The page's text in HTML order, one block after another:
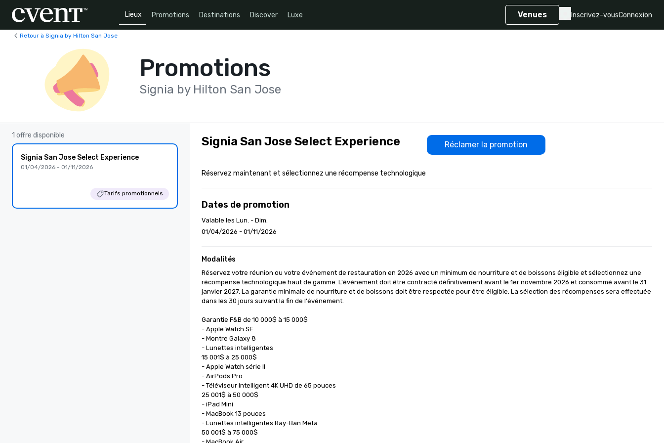
Lieux Promotions Destinations Discover Luxe Venues Inscrivez-vousConnexion
Retour à Signia by Hilton San Jose
Promotions
Signia by Hilton San Jose
1 offre disponible
Signia San Jose Select Experience
01/04/2026 - 01/11/2026
Tarifs promotionnels
Signia San Jose Select Experience Réclamer la promotion
Réservez maintenant et sélectionnez une récompense technologique
Dates de promotion
Valable les Lun. - Dim.
01/04/2026 - 01/11/2026
Modalités
Réservez votre réunion ou votre événement de restauration en 2026 avec un minimum de nourriture et de boissons éligible et sélectionnez une
récompense technologique haut de gamme. L'événement doit être contracté définitivement avant le 1er novembre 2026 et consommé avant le 31
janvier 2027. La garantie minimale de nourriture et de boissons doit être respectée pour être éligible. La sélection des récompenses sera effectuée
dans les 30 jours suivant la fin de l'événement.
Garantie F&B de 10 000$ à 15 000$
- Apple Watch SE
- Montre Galaxy 8
- Lunettes intelligentes
15 001$ à 25 000$
- Apple Watch série II
- AirPods Pro
- Téléviseur intelligent 4K UHD de 65 pouces
25 001$ à 50 000$
- iPad Mini
- MacBook 13 pouces
- Lunettes intelligentes Ray-Ban Meta
50 001$ à 75 000$